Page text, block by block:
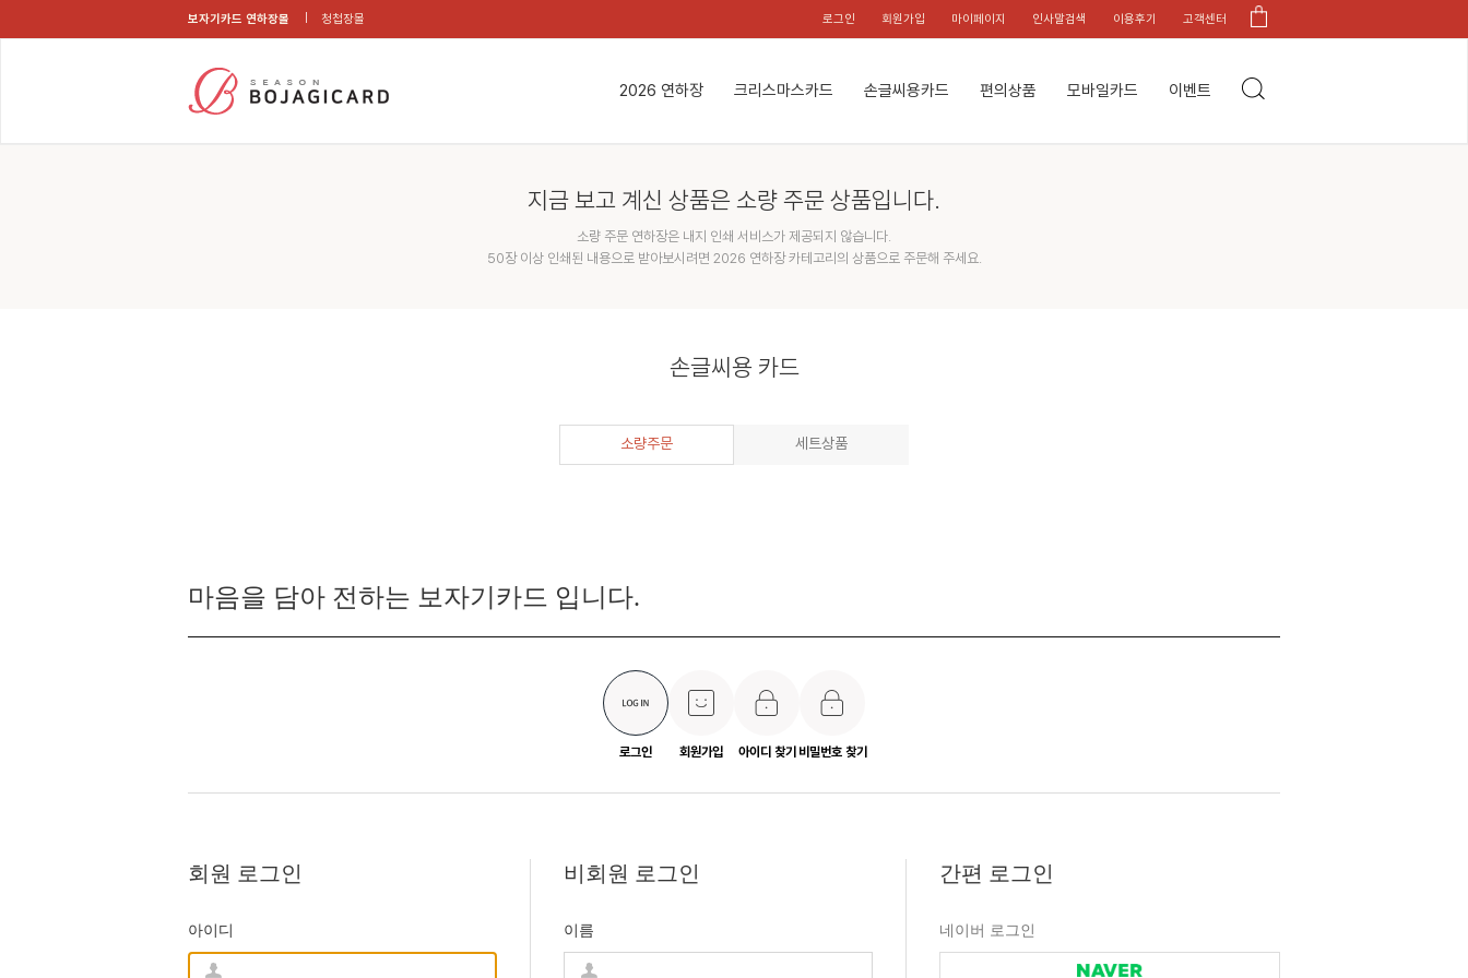
보자기카드 연하장몰 청첩장몰 로그인 회원가입 마이페이지 인사말검색 이용후기 고객센터
2026 연하장 크리스마스카드 손글씨용카드 편의상품 모바일카드 이벤트
지금 보고 계신 상품은 소량 주문 상품입니다.
소량 주문 연하장은 내지 인쇄 서비스가 제공되지 않습니다.
50장 이상 인쇄된 내용으로 받아보시려면 2026 연하장 카테고리의 상품으로 주문해 주세요.
손글씨용 카드
소량주문 세트상품
마음을 담아 전하는 보자기카드 입니다.
로그인 회원가입 아이디 찾기 비밀번호 찾기
회원 로그인
아이디
비회원 로그인
이름
간편 로그인
네이버 로그인